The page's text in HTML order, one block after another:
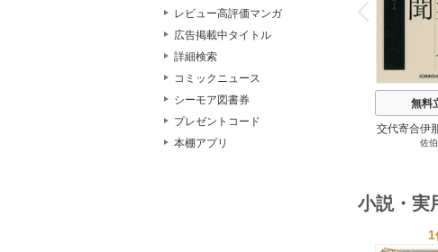
レビュー高評価マンガ
広告掲載中タイトル
詳細検索
コミックニュース
シーモア図書券
プレゼントコード
本棚アプリ
P
r
e
i
u
無料
交代寄合伊
佐
小説・実
1